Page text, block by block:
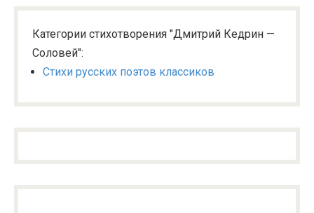
Категории стихотворения "Дмитрий Кедрин —
Соловей":
Стихи русских поэтов классиков